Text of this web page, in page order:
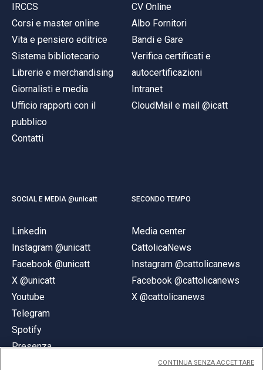
IRCCS
Corsi e master online
Vita e pensiero editrice
Sistema bibliotecario
Librerie e merchandising
Giornalisti e media
Ufficio rapporti con il
pubblico
Contatti
CV Online
Albo Fornitori
Bandi e Gare
Verifica certificati e
autocertificazioni
Intranet
CloudMail e mail @icatt
SOCIAL E MEDIA @unicatt
Linkedin
Instagram @unicatt
Facebook @unicatt
X @unicatt
Youtube
Telegram
Spotify
Presenza
SECONDO TEMPO
Media center
CattolicaNews
Instagram @cattolicanews
Facebook @cattolicanews
X @cattolicanews
CONTINUA SENZA ACCETTARE